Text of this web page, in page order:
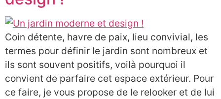
Coin détente, havre de paix, lieu convivial, les
termes pour définir le jardin sont nombreux et
ils sont souvent positifs, voilà pourquoi il
convient de parfaire cet espace extérieur. Pour
ce faire, je vous propose de le relooker et de lui